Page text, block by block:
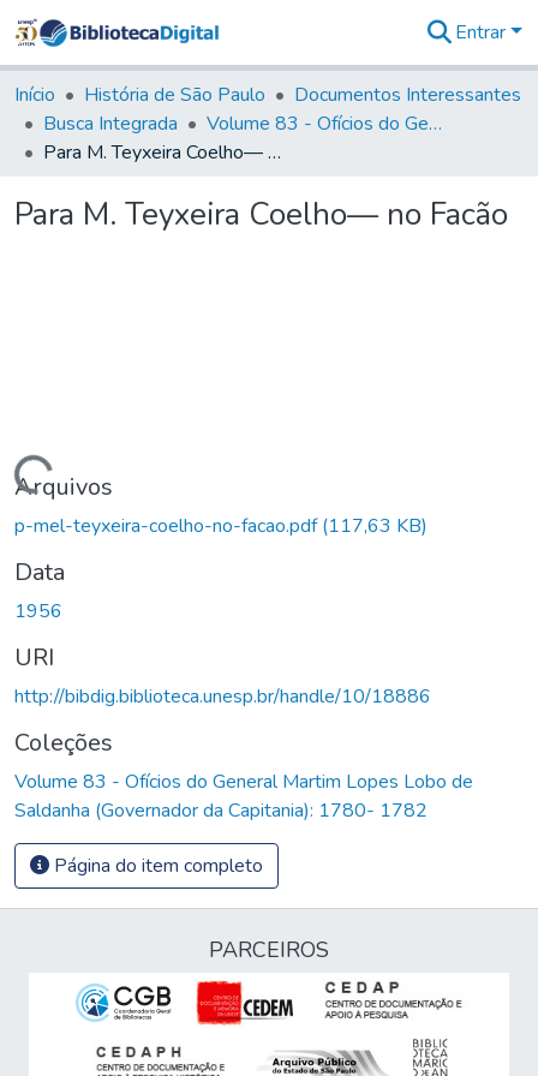
&
Coleções
Tudo na
Biblioteca
Estatísticas
Entrar
Início História de São Paulo
Documentos Interessantes
Busca Integrada
Volume 83 - Ofícios do General Martim Lopes Lobo de Saldanha (Governador da Capitania): 1780- 1782
Para M. Teyxeira Coelho— no Facão
Para M. Teyxeira Coelho— no Facão
Carregando...
Arquivos
p-mel-teyxeira-coelho-no-facao.pdf(117,63 KB)
Data
1956
URI
http://bibdig.biblioteca.unesp.br/handle/10/18886
Coleções
Volume 83 - Ofícios do General Martim Lopes Lobo de
Saldanha (Governador da Capitania): 1780- 1782
Página do item completo
PARCEIROS